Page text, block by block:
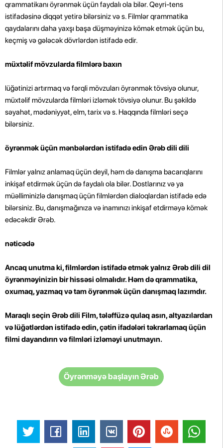
qrammatikanı öyrənmək üçün faydalı ola bilər. Qeyri-tens
istifadəsinə diqqət yetirə bilərsiniz və s. Filmlər qrammatika
qaydalarını daha yaxşı başa düşməyinizə kömək etmək üçün bu,
keçmiş və gələcək dövrlərdən istifadə edir.
müxtəlif mövzularda filmlərə baxın
lüğətinizi artırmaq və fərqli mövzuları öyrənmək tövsiyə olunur,
müxtəlif mövzularda filmləri izləmək tövsiyə olunur. Bu şəkildə
səyahət, mədəniyyət, elm, tarix və s. Haqqında filmləri seçə
bilərsiniz.
öyrənmək üçün mənbələrdən istifadə edin Ərəb dili dili
Filmlər yalnız anlamaq üçün deyil, həm də danışma bacarıqlarını
inkişaf etdirmək üçün də faydalı ola bilər. Dostlarınız və ya
müəlliminizlə danışmaq üçün filmlərdən dialoqlardan istifadə edə
bilərsiniz. Bu, danışmağınıza və inamınızı inkişaf etdirməyə kömək
edəcəkdir Ərəb.
nəticədə
Ancaq unutma ki, filmlərdən istifadə etmək yalnız Ərəb dili dil
öyrənməyinizin bir hissəsi olmalıdır. Həm də qrammatika,
oxumaq, yazmaq və tam öyrənmək üçün danışmaq lazımdır.
Maraqlı seçin Ərəb dili Film, tələffüzə qulaq asın, altyazılardan
və lüğətlərdən istifadə edin, çətin ifadələri təkrarlamaq üçün
filmi dayandırın və filmləri izləməyi unutmayın.
Öyrənməyə başlayın Ərəb